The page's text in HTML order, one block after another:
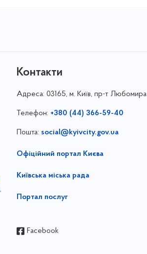
,
Контакти
Адреса: 03165, м. Київ, пр-т Любомира
Телефон: +380 (44) 366-59-40
Пошта: social@kyivcity.gov.ua
Офіційний портал Києва
Київська міська рада
Портал послуг
Facebook